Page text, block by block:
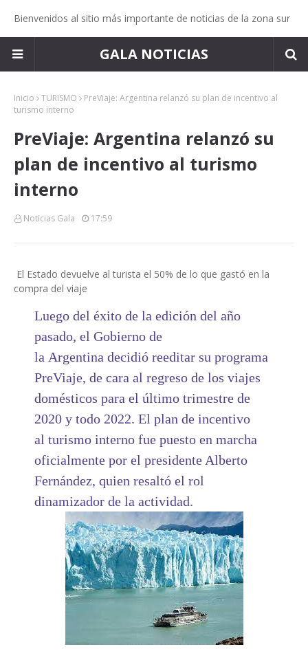
Bienvenidos al sitio más importante de noticias de la zona sur
GALA NOTICIAS
Inicio TURISMO
PreViaje: Argentina relanzó su plan de incentivo al
turismo interno
PreViaje: Argentina relanzó su
plan de incentivo al turismo
interno
Noticias Gala 17:59
El Estado devuelve al turista el 50% de lo que gastó en la
compra del viaje
Luego del éxito de la edición del año
pasado, el Gobierno de
la Argentina decidió reeditar su programa
PreViaje, de cara al regreso de los viajes
domésticos para el último trimestre de
2020 y todo 2022. El plan de incentivo
al turismo interno fue puesto en marcha
oficialmente por el presidente Alberto
Fernández, quien resaltó el rol
dinamizador de la actividad.